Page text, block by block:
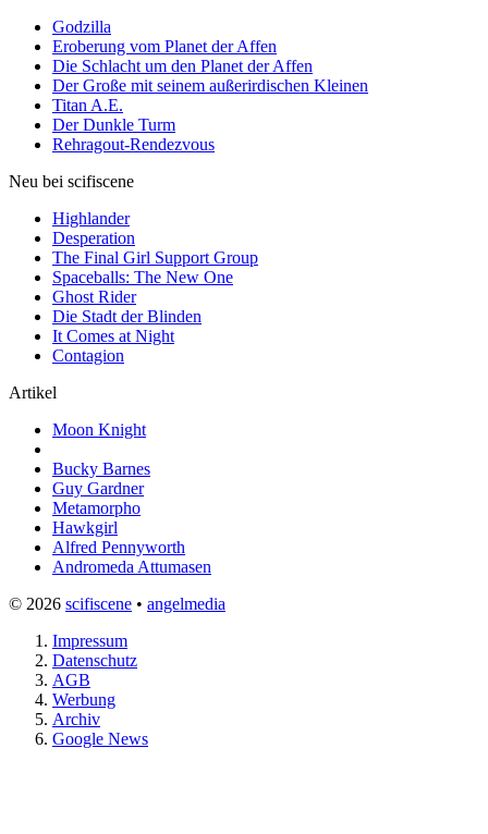
Godzilla
Eroberung vom Planet der Affen
Die Schlacht um den Planet der Affen
Der Große mit seinem außerirdischen Kleinen
Titan A.E.
Der Dunkle Turm
Rehragout-Rendezvous
Neu bei scifiscene
Highlander
Desperation
The Final Girl Support Group
Spaceballs: The New One
Ghost Rider
Die Stadt der Blinden
It Comes at Night
Contagion
Artikel
Moon Knight
Bucky Barnes
Guy Gardner
Metamorpho
Hawkgirl
Alfred Pennyworth
Andromeda Attumasen
© 2026 scifiscene • angelmedia
Impressum
Datenschutz
AGB
Werbung
Archiv
Google News